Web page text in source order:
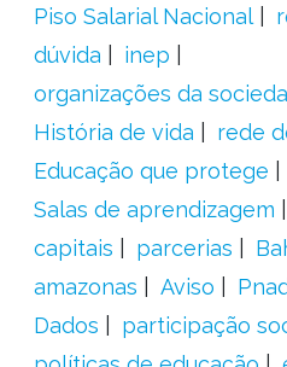
Piso Salarial Nacional
dúvida
inep
organizações da
História de vida
rede
Educação que protege
Salas de aprendizagem
capitais
parcerias
amazonas
Aviso
Dados
participação